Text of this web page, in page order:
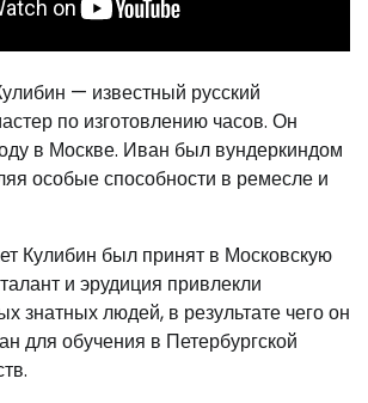
— известный русский
по изготовлению часов. Он
в Москве. Иван был вундеркиндом
особые способности в ремесле и
Кулибин был принят в Московскую
и эрудиция привлекли
знатных людей, в результате чего он
для обучения в Петербургской